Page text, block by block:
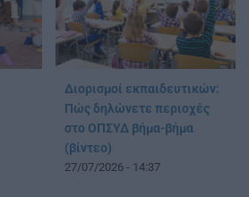
Διορισμοί εκπαιδευτικών:
Πώς δηλώνετε περιοχές
στο ΟΠΣΥΔ βήμα-βήμα
(βίντεο)
27/07/2026 - 14:37